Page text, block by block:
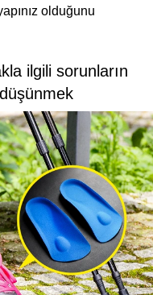
olduğunu
ilgili sorunların